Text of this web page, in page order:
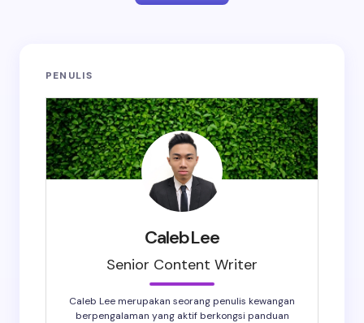
PENULIS
CalebLee
Senior Content Writer
Caleb Lee merupakan seorang penulis kewangan
berpengalaman yang aktif berkongsi panduan